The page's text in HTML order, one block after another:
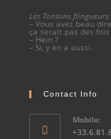
Les Tontons flingueurs
– Vous avez beau
ça serait pas des
– Hein ?
– Si, y en a aussi.
Contact Info
Mobile: